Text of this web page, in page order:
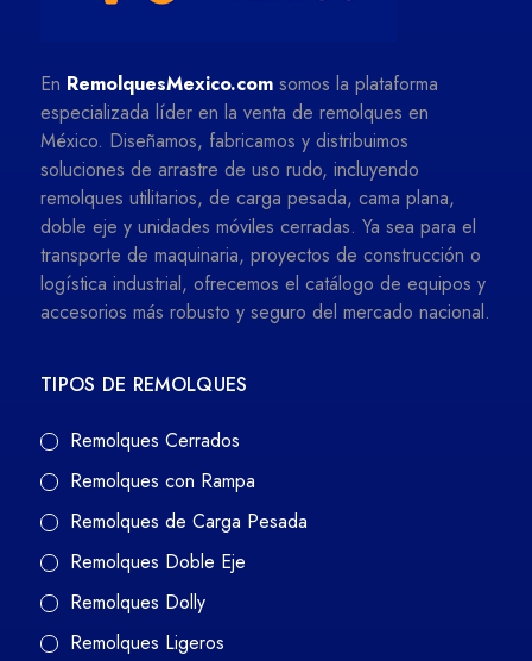
En RemolquesMexico.com somos la plataforma
especializada líder en la venta de remolques en
México. Diseñamos, fabricamos y distribuimos
soluciones de arrastre de uso rudo, incluyendo
remolques utilitarios, de carga pesada, cama plana,
doble eje y unidades móviles cerradas. Ya sea para el
transporte de maquinaria, proyectos de construcción o
logística industrial, ofrecemos el catálogo de equipos y
accesorios más robusto y seguro del mercado nacional.
TIPOS DE REMOLQUES
Remolques Cerrados
Remolques con Rampa
Remolques de Carga Pesada
Remolques Doble Eje
Remolques Dolly
Remolques Ligeros